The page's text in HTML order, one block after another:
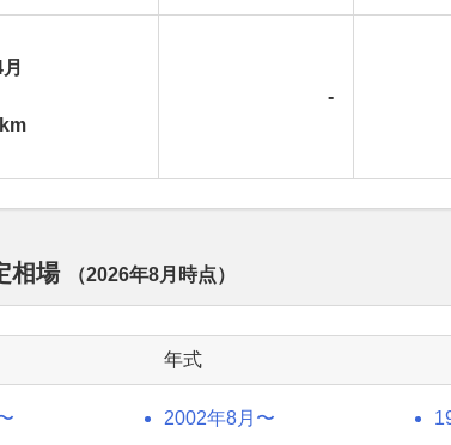
-
相場 （2026年8月 時点）
年式
2002年8月〜